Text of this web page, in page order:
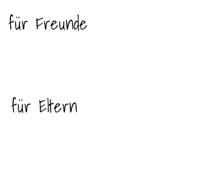
für Freunde
für Eltern